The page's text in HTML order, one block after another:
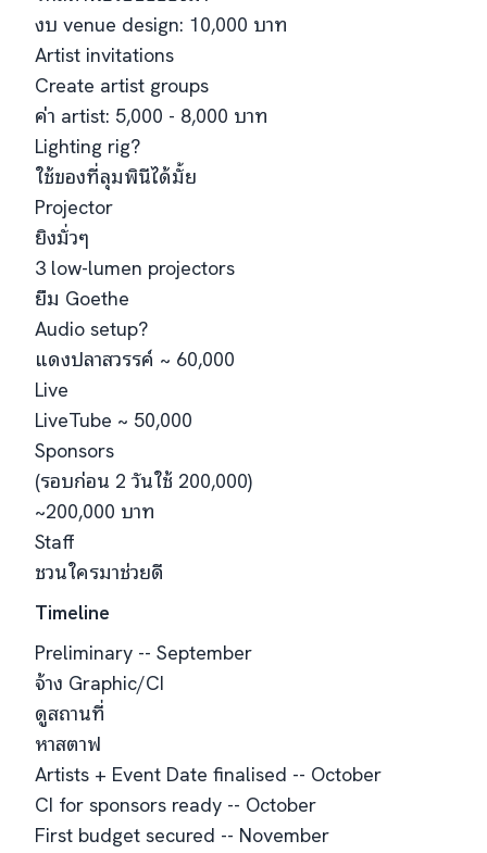
งบ venue design: 10,000 บาท
Artist invitations
Create artist groups
ค่า artist: 5,000 - 8,000 บาท
Lighting rig?
ใช้ของที่ลุมพินีได้มั้ย
Projector
ยิงมั่วๆ
3 low-lumen projectors
ยืม Goethe
Audio setup?
แดงปลาสวรรค์ ~ 60,000
Live
LiveTube ~ 50,000
Sponsors
(รอบก่อน 2 วันใช้ 200,000)
~200,000 บาท
Staff
ชวนใครมาช่วยดี
Timeline
Preliminary -- September
จ้าง Graphic/CI
ดูสถานที่
หาสตาฟ
Artists + Event Date finalised -- October
CI for sponsors ready -- October
First budget secured -- November